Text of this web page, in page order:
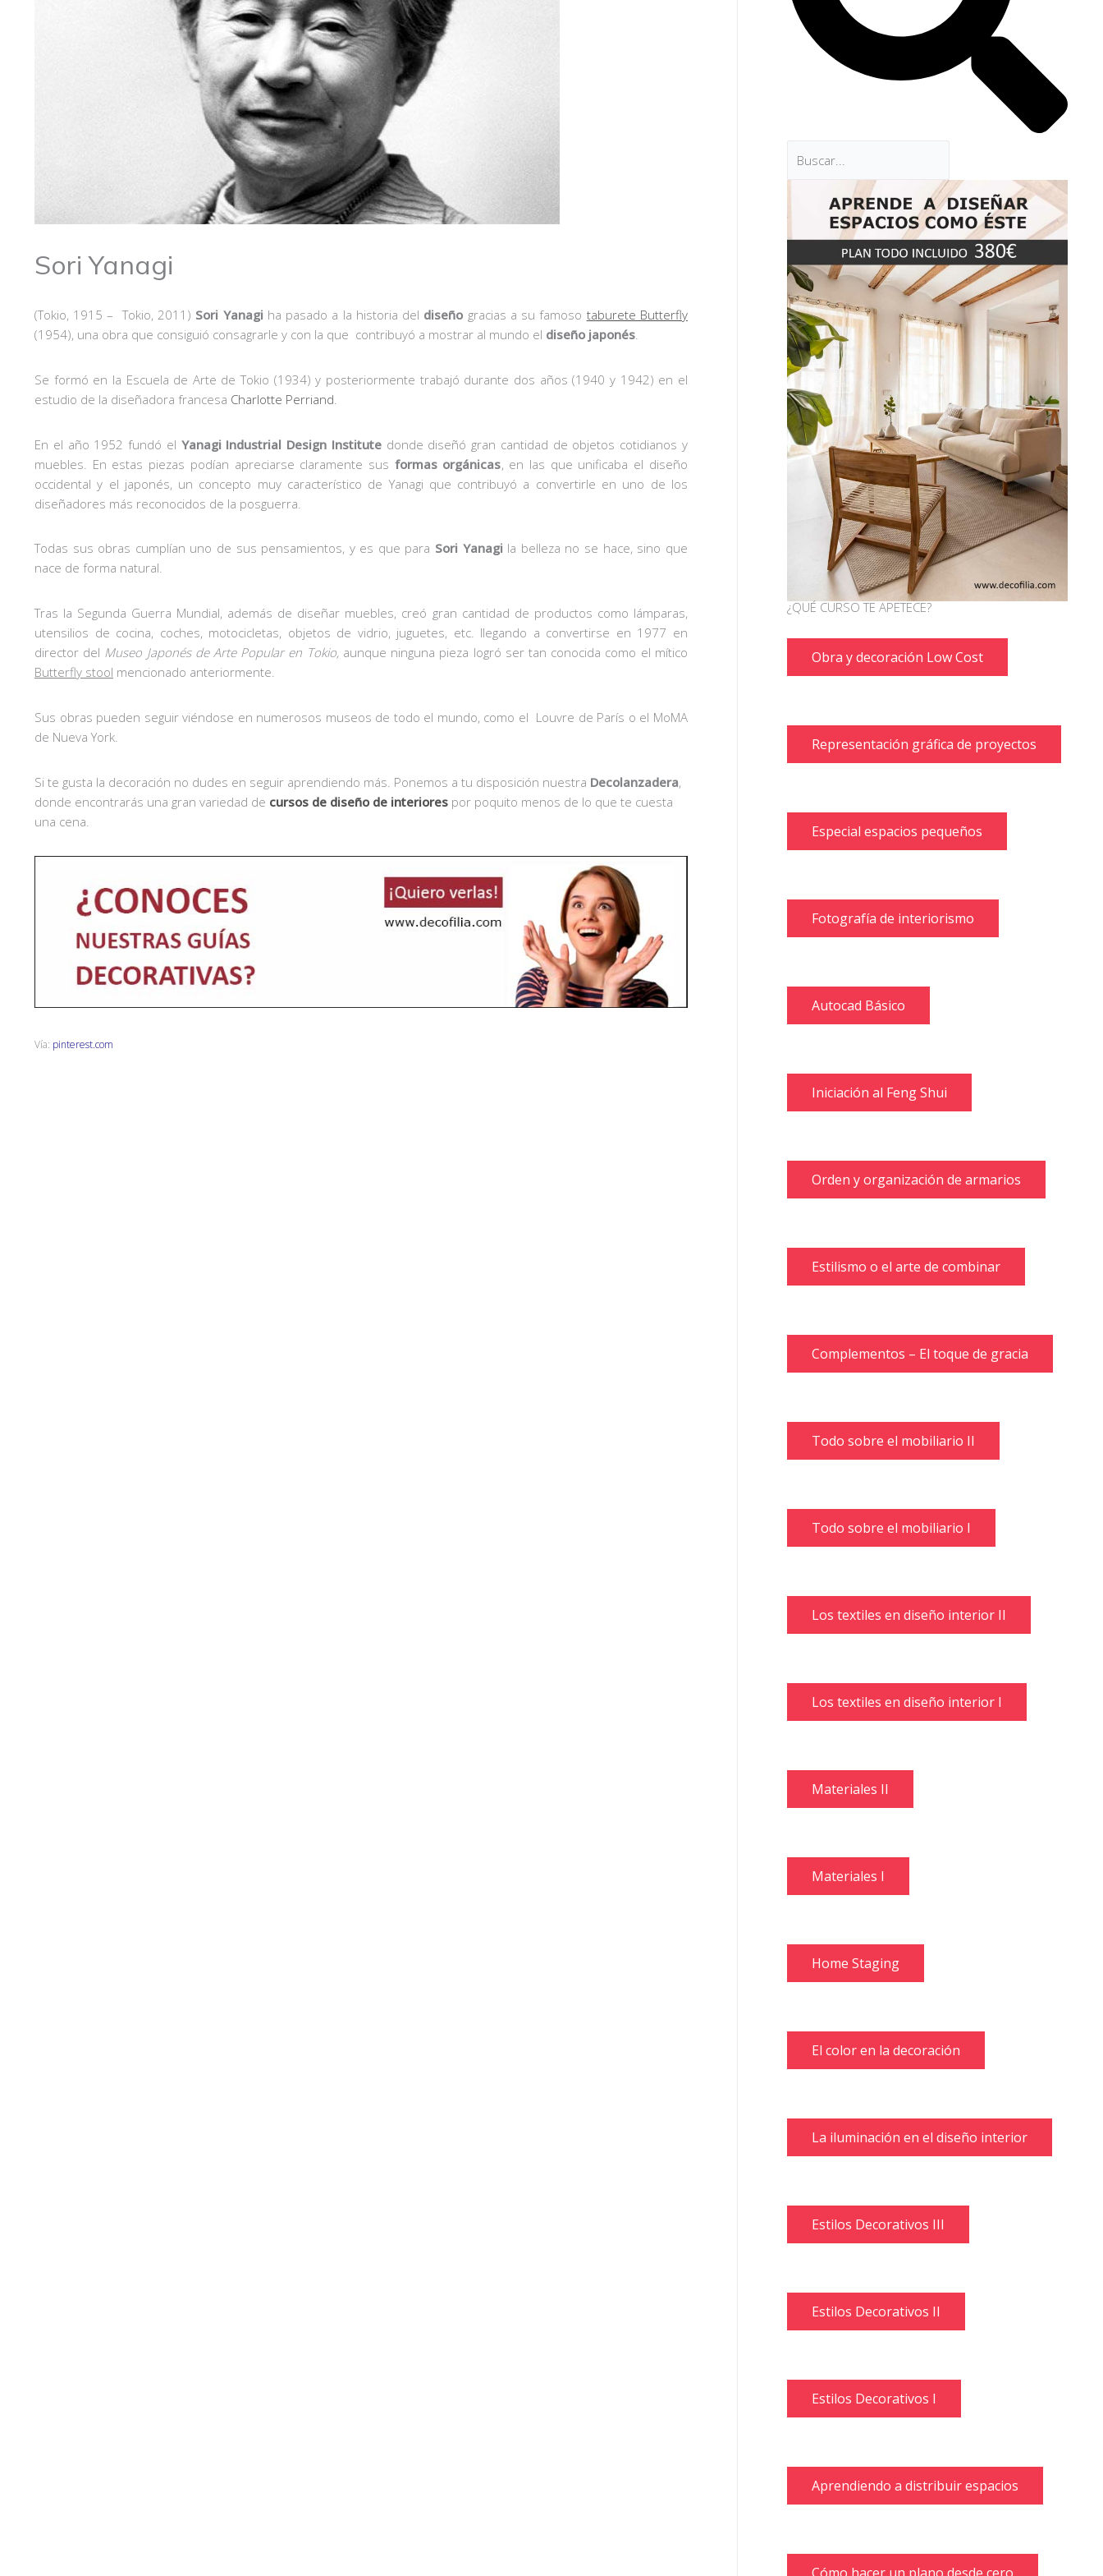
Sori Yanagi
(Tokio, 1915 – Tokio, 2011) Sori Yanagi ha pasado a la historia del diseño gracias a su famoso taburete Butterfly
(1954), una obra que consiguió consagrarle y con la que contribuyó a mostrar al mundo el diseño japonés.
Se formó en la Escuela de Arte de Tokio (1934) y posteriormente trabajó durante dos años (1940 y 1942) en el
estudio de la diseñadora francesa Charlotte Perriand
En el año 1952 fundó el Yanagi Industrial Design Institutedonde diseñó gran cantidad de objetos cotidianos y
muebles. En estas piezas podían apreciarse claramente sus formas orgánicas, en las que unificaba el diseño
occidental y el japonés, un concepto muy característico de Yanagi que contribuyó a convertirle en uno de los
diseñadores más reconocidos de la posguerra.
Todas sus obras cumplían uno de sus pensamientos, y es que para Sori Yanagi la belleza no se hace, sino que
nace de forma natural.
Tras la Segunda Guerra Mundial, además de diseñar muebles, creó gran cantidad de productos como lámparas,
utensilios de cocina, coches, motocicletas, objetos de vidrio, juguetes, etc. llegando a convertirse en 1977 en
director del Museo Japonés de Arte Popular en Tokio, aunque ninguna pieza logró ser tan conocida como el mítico
Butterfly stool mencionado anteriormente.
Sus obras pueden seguir viéndose en numerosos museos de todo el mundo, como el Louvre de París o el MoMA
de Nueva York.
Si te gusta la decoración no dudes en seguir aprendiendo más. Ponemos a tu disposición nuestra Decolanzadera,
donde encontrarás una gran variedad de cursos de diseño de interiores por poquito menos de lo que te cuesta
una cena.
Vía: pinterest.com
¿QUÉ CURSO TE APETECE?
Obra y decoración Low Cost
Representación gráfica de proyectos
Especial espacios pequeños
Fotografía de interiorismo
Autocad Básico
Iniciación al Feng Shui
Orden y organización de armarios
Estilismo o el arte de combinar
Complementos – El toque de gracia
Todo sobre el mobiliario II
Todo sobre el mobiliario I
Los textiles en diseño interior II
Los textiles en diseño interior I
Materiales II
Materiales I
Home Staging
El color en la decoración
La iluminación en el diseño interior
Estilos Decorativos III
Estilos Decorativos II
Estilos Decorativos I
Aprendiendo a distribuir espacios